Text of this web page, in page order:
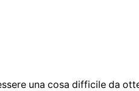
una cosa difficile da